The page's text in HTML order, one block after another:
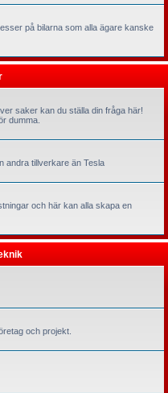
på bilarna som alla ägare kanske
saker kan du ställa din fråga här!
dumma.
andra tillverkare än Tesla
och här kan alla skapa en
och projekt.